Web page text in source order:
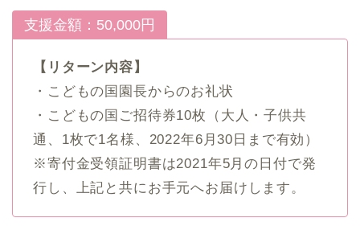
支援金額：50,000円
【リターン内容】
・こどもの国園長からのお礼状
・こどもの国ご招待券10枚（大人・子供共
通、1枚で1名様、2022年6月30日まで有効）
※寄付金受領証明書は2021年5月の日付で発
行し、上記と共にお手元へお届けします。